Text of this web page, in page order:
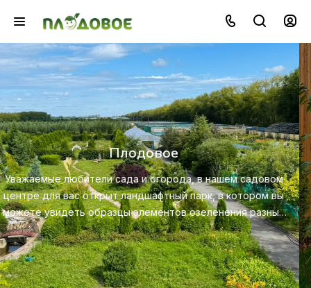
Озеленение
Создайте красивую и экологичную среду с помощью
профессионального ландшафтного дизайна, посадки и
ухода за растениями.
Посмотреть услугу